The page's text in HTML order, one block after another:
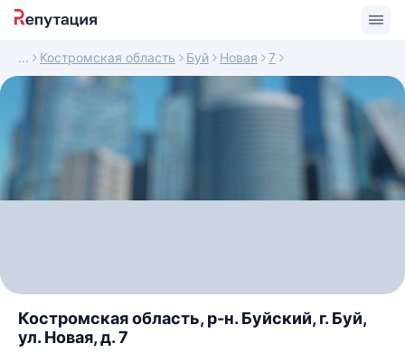
Костромская область Буй Новая 7
Костромская область, р-н. Буйский, г. Буй,
ул. Новая, д. 7